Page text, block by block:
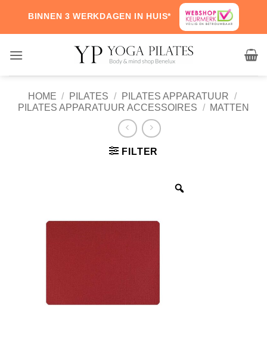
content
BINNEN 3 WERKDAGEN IN HUIS*
HOME / PILATES / PILATES APPARATUUR /
PILATES APPARATUUR ACCESSOIRES / MATTEN
FILTER